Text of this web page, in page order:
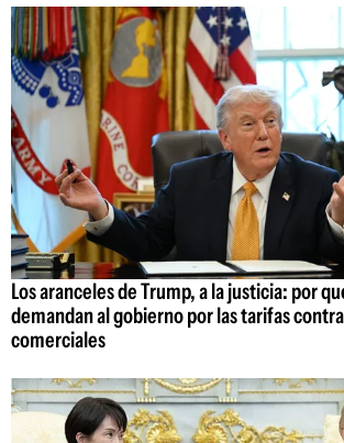
Los aranceles de Trump, a la justicia: por
demandan al gobierno por las tarifas
comerciales